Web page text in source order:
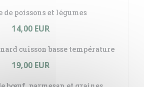
de poissons et légumes
14,00 EUR
cuisson basse température
19,00 EUR